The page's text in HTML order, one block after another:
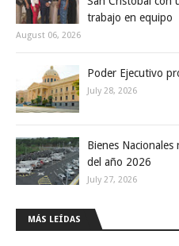
trabajo en equipo
August 06, 2026
Poder Ejecutivo
July 28, 2026
Bienes
del año 2026
July 27, 2026
MÁS LEÍDAS